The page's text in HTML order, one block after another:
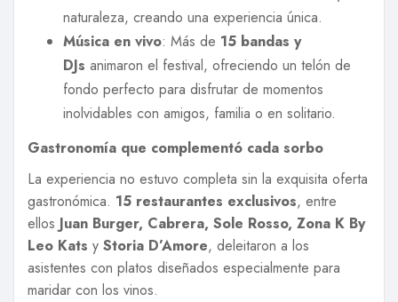
naturaleza, creando una experiencia única.
Música en vivo: Más de 15 bandas y
DJs animaron el festival, ofreciendo un telón de
fondo perfecto para disfrutar de momentos
inolvidables con amigos, familia o en solitario.
Gastronomía que complementó cada sorbo
La experiencia no estuvo completa sin la exquisita oferta
gastronómica. 15 restaurantes exclusivos, entre
ellos Juan Burger, Cabrera, Sole Rosso, Zona K By
Leo Kats y Storia D’Amore, deleitaron a los
asistentes con platos diseñados especialmente para
maridar con los vinos.